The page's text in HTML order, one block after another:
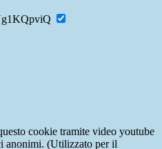
cookie tramite video youtube
anonimi. (Utilizzato per il